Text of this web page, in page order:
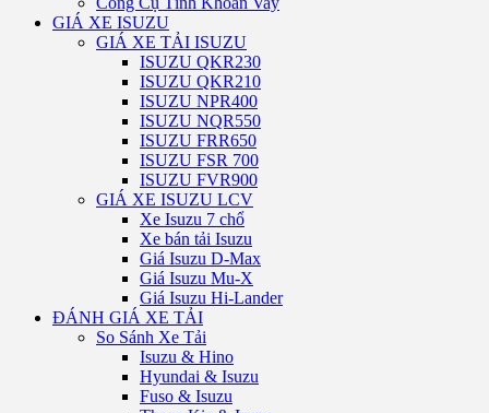
GIÁ XE ISUZU
GIÁ XE TẢI ISUZU
ISUZU QKR230
ISUZU QKR210
ISUZU NPR400
ISUZU NQR550
ISUZU FRR650
ISUZU FSR 700
ISUZU FVR900
GIÁ XE ISUZU LCV
Xe Isuzu 7 chổ
Xe bán tải Isuzu
Giá Isuzu D-Max
Giá Isuzu Mu-X
Giá Isuzu Hi-Lander
ĐÁNH GIÁ XE TẢI
So Sánh Xe Tải
Isuzu & Hino
Hyundai & Isuzu
Fuso & Isuzu